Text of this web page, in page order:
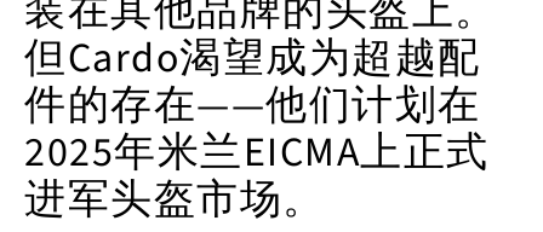
但Cardo渴望成为超越配
件的存在——他们计划在
2025年米兰EICMA上正式
进军头盔市场。